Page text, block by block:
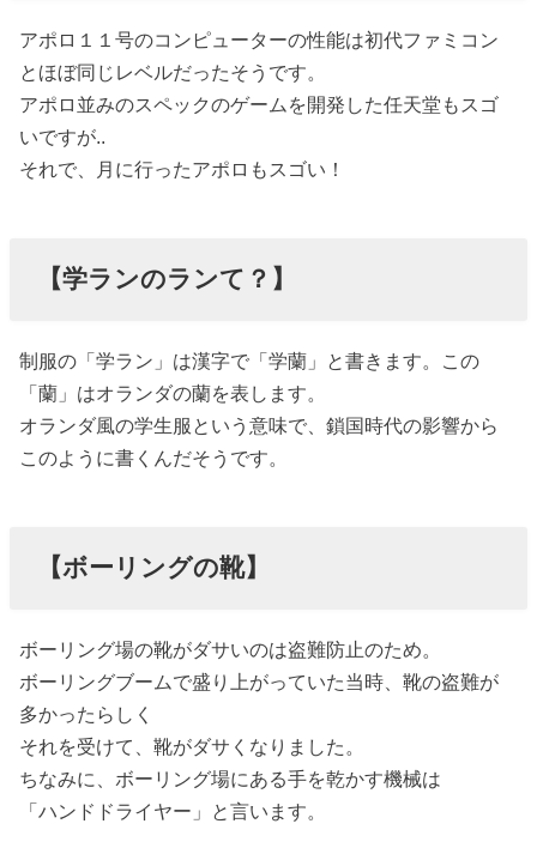
アポロ１１号のコンピューターの性能は初代ファミコン
とほぼ同じレベルだったそうです。
アポロ並みのスペックのゲームを開発した任天堂もスゴ
いですが..
それで、月に行ったアポロもスゴい！
【学ランのランて？】
制服の「学ラン」は漢字で「学蘭」と書きます。この
「蘭」はオランダの蘭を表します。
オランダ風の学生服という意味で、鎖国時代の影響から
このように書くんだそうです。
【ボーリングの靴】
ボーリング場の靴がダサいのは盗難防止のため。
ボーリングブームで盛り上がっていた当時、靴の盗難が
多かったらしく
それを受けて、靴がダサくなりました。
ちなみに、ボーリング場にある手を乾かす機械は
「ハンドドライヤー」と言います。